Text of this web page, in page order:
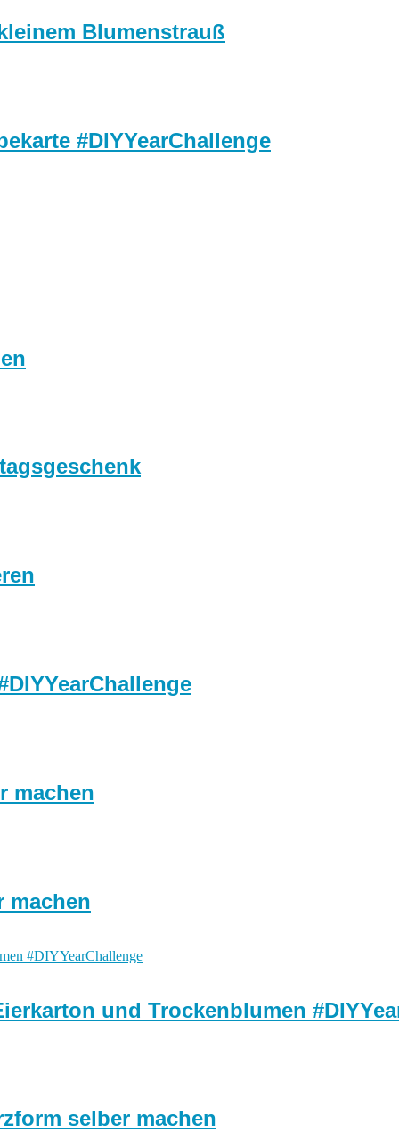
Blumenstrauß
#DIYYearChallenge
machen
machen
und Trockenblumen
selber machen